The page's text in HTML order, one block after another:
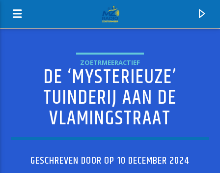
MZ-RADIO
ZOETRMEERACTIEF
DE ‘MYSTERIEUZE’
TUINDERIJ AAN DE
VLAMINGSTRAAT
GESCHREVEN DOOR OP 10 DECEMBER 2024